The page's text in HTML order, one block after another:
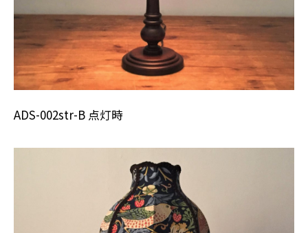
ADS-002str-B 点灯時